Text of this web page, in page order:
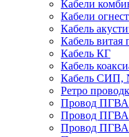
Кабели
Кабели
Кабель
Кабель витая
Кабель КГ
Кабель
Кабель СИП,
Ретро
Провод
Провод
Провод